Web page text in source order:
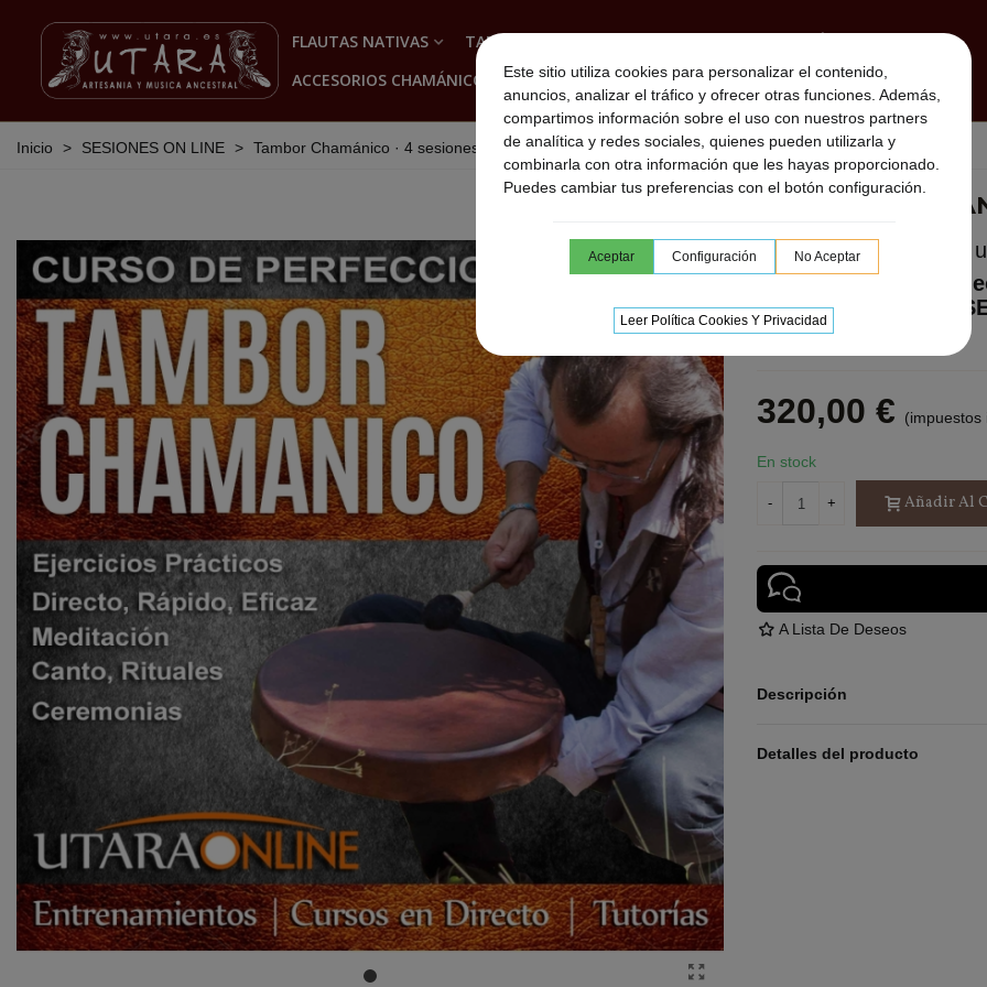
Este sitio utiliza cookies para personalizar el contenido,
anuncios, analizar el tráfico y ofrecer otras funciones. Además,
compartimos información sobre el uso con nuestros partners
de analítica y redes sociales, quienes pueden utilizarla y
combinarla con otra información que les hayas proporcionado.
Puedes cambiar tus preferencias con el botón configuración.
Aceptar Configuración No Aceptar
Leer Política Cookies Y Privacidad
FLAUTAS NATIVAS TAMBORES CHAMANICOS
ACCESORIOS CHAMÁNICOS
MUSICA DESCARGABLE SESIONES ON LINE
Inicio > SESIONES ON LINE > Tambor Chamánico · 4 sesiones (8h.)
TAMBOR
4 Sesiones de 2 cada
Sesión On Line ·
Entrenamiento
Duración 2 horas.
320,00 € (impuestos
En stock
- + Añadir Al
A Lista De Deseos
Descripción
Detalles del producto